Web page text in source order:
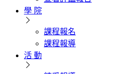
學 院
課程報名
課程報導
活 動